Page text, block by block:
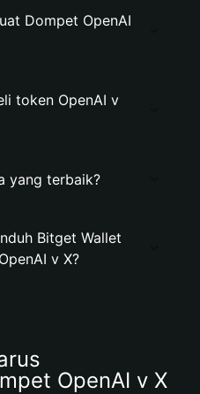
Dompet OpenAI
token OpenAI v
yang terbaik?
Bitget Wallet
v X?
OpenAI v X